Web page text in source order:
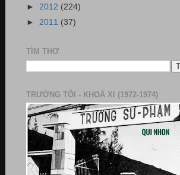
► 2012 (224)
► 2011 (37)
TÌM THƠ
TRƯỜNG TÔI - KHOÁ XI (1972-1974)